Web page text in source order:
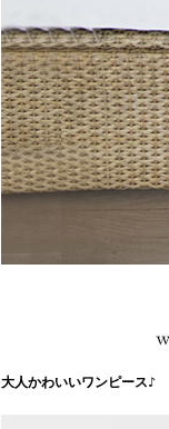
大人かわいいワンピース♪